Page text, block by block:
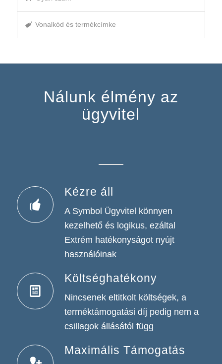
Vonalkód és termékcímke
Nálunk élmény az
ügyvitel
Kézre áll
A Symbol Ügyvitel könnyen
kezelhető és logikus, ezáltal
Extrém hatékonyságot nyújt
használóinak
Költséghatékony
Nincsenek eltitkolt költségek, a
terméktámogatási díj pedig nem a
csillagok állásától függ
Maximális Támogatás